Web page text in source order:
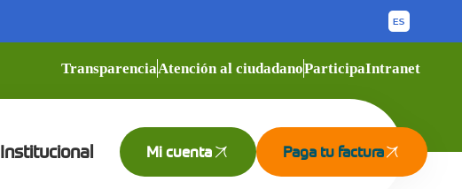
TransparenciaAtención al ciudadanoParticipaIntranet
Institucional Mi cuenta Paga tu factura